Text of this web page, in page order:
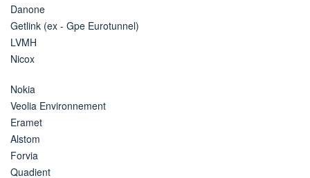
Danone
Getlink (ex - Gpe Eurotunnel)
LVMH
Nicox
Nokia
Veolia Environnement
Eramet
Alstom
Forvia
Quadient